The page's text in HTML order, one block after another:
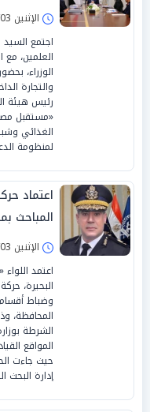
الإثنين 03/أغسطس/2026 - 04:25 م
اجتمع
العلمين،
الوزراء،
والتجارة
رئيس هيئة
«مستقبل
الغذائي
لمنظومة
اعتماد
المباحث
الإثنين 03/أغسطس/2026 - 03:38 م
اعتمد
البحيرة،
وضباط أقسام
المحافظة،
الشرطة
المواقع
حيث جاءت
إدارة البحث